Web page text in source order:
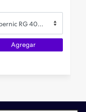
Anbernic RG 406H Consola Portatil Retro 128GB emula juegos ps1, ps2, dreamcast, n64, arcade, mame, neogeo y mas
Agregar